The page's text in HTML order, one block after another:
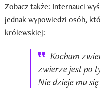
Zobacz także: Internauci
jednak wypowiedzi osób,
królewskiej:
Kocham
zwierze jest po
Nie dzieje mu